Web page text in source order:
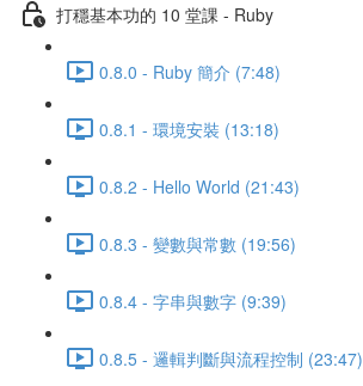
打穩基本功的 10 堂課 - Ruby
0.8.0 - Ruby 簡介 (7:48)
0.8.1 - 環境安裝 (13:18)
0.8.2 - Hello World (21:43)
0.8.3 - 變數與常數 (19:56)
0.8.4 - 字串與數字 (9:39)
0.8.5 - 邏輯判斷與流程控制 (23:47)